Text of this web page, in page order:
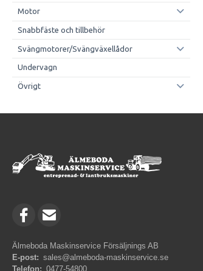
Motor
Snabbfäste och tillbehör
Svängmotorer/Svängväxellådor
Undervagn
Övrigt
Älmeboda Maskinservice Försäljnings AB
E-post: sales@almeboda-maskinservice.se
Telefon: 0477-54800